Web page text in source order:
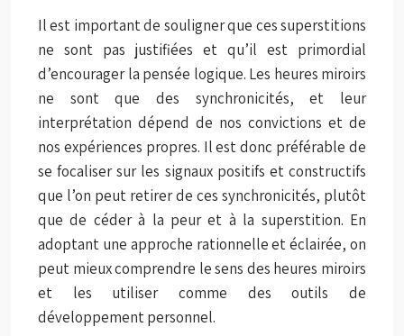
Il est important de souligner que ces superstitions
ne sont pas justifiées et qu’il est primordial
d’encourager la pensée logique. Les heures miroirs
ne sont que des synchronicités, et leur
interprétation dépend de nos convictions et de
nos expériences propres. Il est donc préférable de
se focaliser sur les signaux positifs et constructifs
que l’on peut retirer de ces synchronicités, plutôt
que de céder à la peur et à la superstition. En
adoptant une approche rationnelle et éclairée, on
peut mieux comprendre le sens des heures miroirs
et les utiliser comme des outils de
développement personnel.